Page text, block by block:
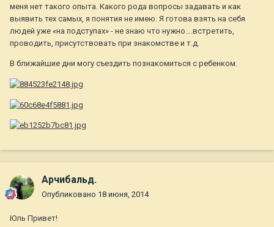
меня нет такого опыта. Какого рода вопросы задавать и как
выявить тех самых, я понятия не имею. Я готова взять на себя
людей уже «на подступах» - не знаю что нужно….встретить,
проводить, присутствовать при знакомстве и т.д.
В ближайшие дни могу съездить познакомиться с ребенком.
Арчибальд.
Опубликовано 18 июня, 2014
Юль Привет!